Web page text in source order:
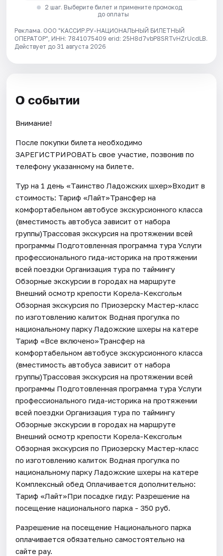
2 шаг. Выберите билет и примените промокод
до оплаты
Реклама. ООО "КАССИР.РУ-НАЦИОНАЛЬНЫЙ БИЛЕТНЫЙ
ОПЕРАТОР", ИНН: 7841075409 erid: 25H8d7vbP8SRTvHZrUcdLB.
Действует до 31 августа 2026
О событии
Внимание!
После покупки билета необходимо
ЗАРЕГИСТРИРОВАТЬ свое участие, позвонив по
телефону указанному на билете.
Тур на 1 день «Таинство Ладожских шхер»Входит в
стоимость: Тариф «Лайт»Трансфер на
комфортабельном автобусе экскурсионного класса
(вместимость автобуса зависит от набора
группы)Трассовая экскурсия на протяжении всей
программы Подготовленная программа тура Услуги
профессионального гида-историка на протяжении
всей поездки Организация тура по таймингу
Обзорные экскурсии в городах на маршруте
Внешний осмотр крепости Корела-Кексгольм
Обзорная экскурсия по Приозерску Мастер-класс
по изготовлению калиток Водная прогулка по
национальному парку Ладожские шхеры на катере
Тариф «Все включено»Трансфер на
комфортабельном автобусе экскурсионного класса
(вместимость автобуса зависит от набора
группы)Трассовая экскурсия на протяжении всей
программы Подготовленная программа тура Услуги
профессионального гида-историка на протяжении
всей поездки Организация тура по таймингу
Обзорные экскурсии в городах на маршруте
Внешний осмотр крепости Корела-Кексгольм
Обзорная экскурсия по Приозерску Мастер-класс
по изготовлению калиток Водная прогулка по
национальному парку Ладожские шхеры на катере
Комплексный обед Оплачивается дополнительно:
Тариф «Лайт»При посадке гиду: Разрешение на
посещение национального парка - 350 руб.
Разрешение на посещение Национального парка
оплачивается обязательно самостоятельно на
сайте pay.